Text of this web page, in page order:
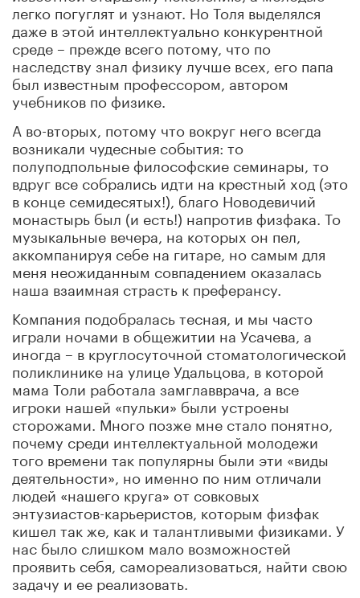
легко погуглят и узнают. Но Толя выделялся
даже в этой интеллектуально конкурентной
среде – прежде всего потому, что по
наследству знал физику лучше всех, его папа
был известным профессором, автором
учебников по физике.
А во-вторых, потому что вокруг него всегда
возникали чудесные события: то
полуподпольные философские семинары, то
вдруг все собрались идти на крестный ход (это
в конце семидесятых!), благо Новодевичий
монастырь был (и есть!) напротив физфака. То
музыкальные вечера, на которых он пел,
аккомпанируя себе на гитаре, но самым для
меня неожиданным совпадением оказалась
наша взаимная страсть к преферансу.
Компания подобралась тесная, и мы часто
играли ночами в общежитии на Усачева, а
иногда – в круглосуточной стоматологической
поликлинике на улице Удальцова, в которой
мама Толи работала замглавврача, а все
игроки нашей «пульки» были устроены
сторожами. Много позже мне стало понятно,
почему среди интеллектуальной молодежи
того времени так популярны были эти «виды
деятельности», но именно по ним отличали
людей «нашего круга» от совковых
энтузиастов-карьеристов, которым физфак
кишел так же, как и талантливыми физиками. У
нас было слишком мало возможностей
проявить себя, самореализоваться, найти свою
задачу и ее реализовать.